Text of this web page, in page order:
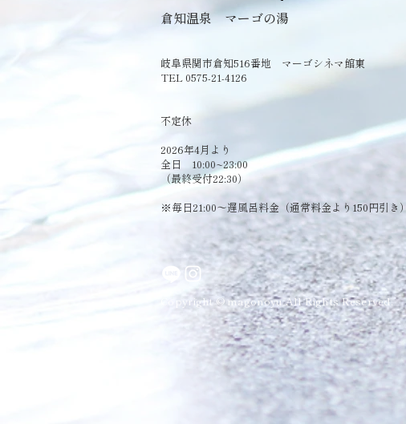
倉知温泉 マーゴの湯
岐阜県関市倉知516番地 マーゴシネマ館東
TEL 0575-21-4126
​不定休
2026年4月より
全日 10:00~23:00
（最終受付22:30）
​※毎日21:00～遅風呂料金（通常料金より150円引き）
Copyright © magonoyu All Rights Reserved.